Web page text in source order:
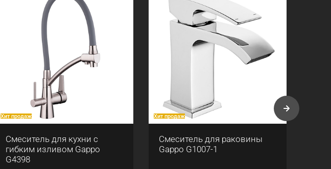
Хит продаж
Смеситель для кухни с
гибким изливом Gappo
G4398
Хит продаж
Смеситель для раковины
Gappo G1007-1